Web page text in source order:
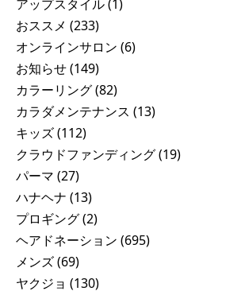
アップスタイル(1)
おススメ (233)
オンラインサロン (6)
お知らせ(149)
カラーリング(82)
カラダメンテナンス (13)
キッズ(112)
クラウドファンディング(19)
パーマ (27)
ハナヘナ (13)
プロギング(2)
ヘアドネーション (695)
メンズ(69)
ヤクジョ (130)